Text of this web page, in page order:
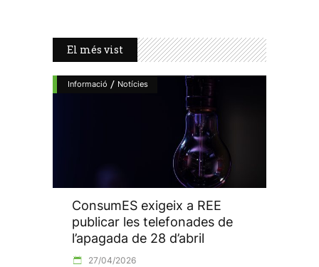
El més vist
Informació / Notícies
ConsumES exigeix a REE
publicar les telefonades de
l’apagada de 28 d’abril
27/04/2026